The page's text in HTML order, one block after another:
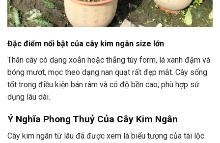
Đặc điểm nổi bật của cây kim ngân size lớn
Thân cây có dạng xoắn hoặc thẳng tùy form, lá xanh đậm và
bóng mượt, mọc theo dạng nan quạt rất đẹp mắt. Cây sống
tốt trong điều kiện bán râm và có độ bền cao, phù hợp sử
dụng lâu dài.
Ý Nghĩa Phong Thuỷ Của Cây Kim Ngân
Cây kim ngân từ lâu đã được xem là biểu tượng của tài lộc